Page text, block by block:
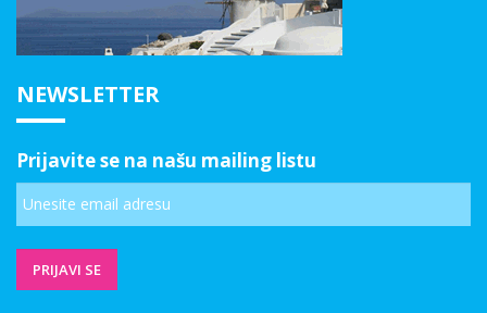
NEWSLETTER
Prijavite se na našu mailing listu